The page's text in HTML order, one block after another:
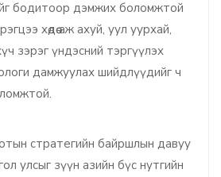
бодитоор дэмжих боломжтой
хөдөө аж ахуй, уул уурхай,
зэрэг үндэсний тэргүүлэх
дамжуулах шийдлүүдийг ч
стратегийн байршлын давуу
улсыг зүүн азийн бүс нутгийн